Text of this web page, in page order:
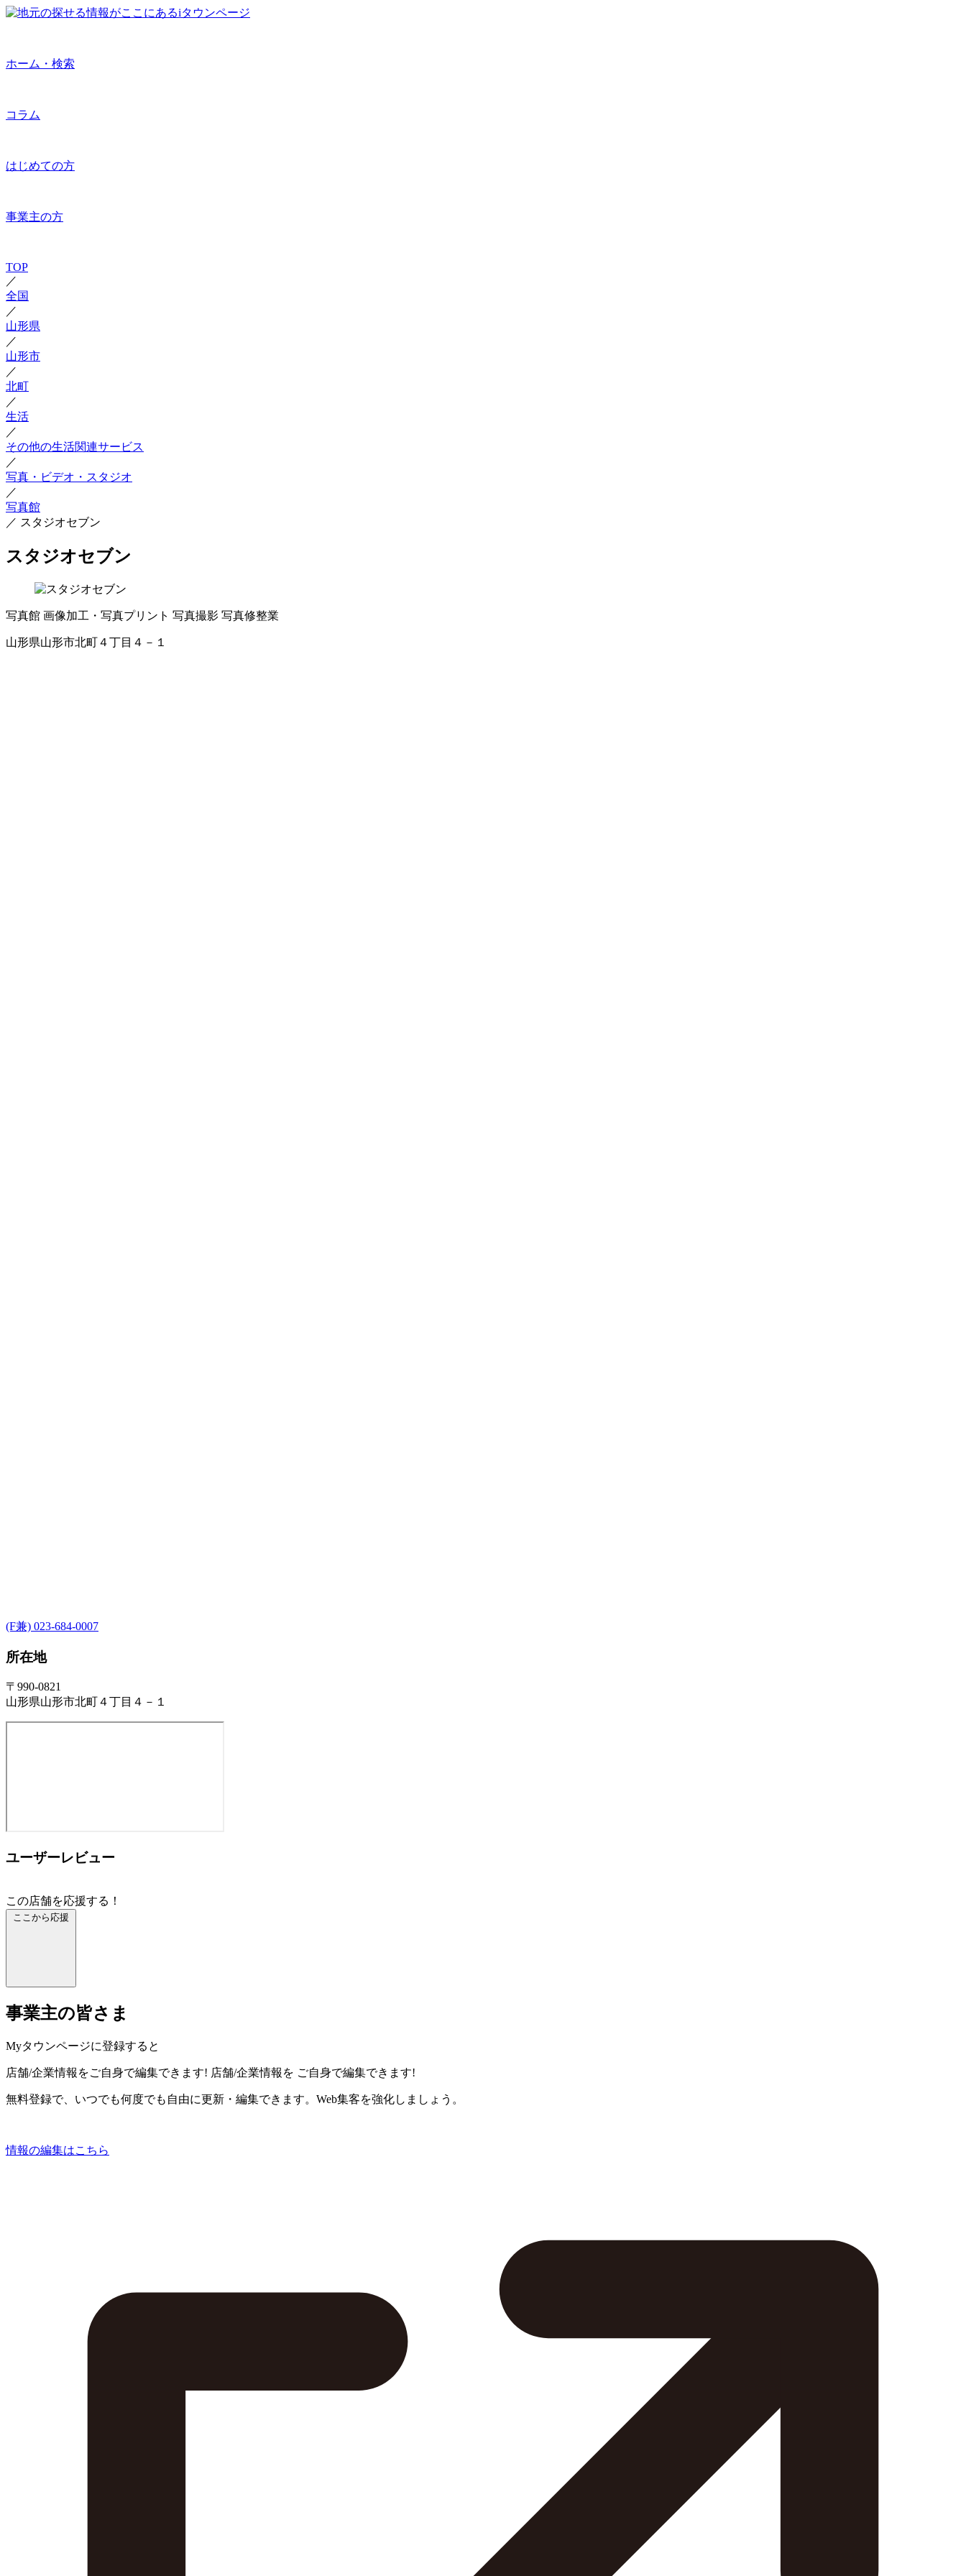
ホーム・検索
コラム
はじめての方
事業主の方
TOP
／
全国
／
山形県
／
山形市
／
北町
／
生活
／
その他の生活関連サービス
／
写真・ビデオ・スタジオ
／
写真館
／ スタジオセブン
スタジオセブン
写真館 画像加工・写真プリント 写真撮影 写真修整業
山形県山形市北町４丁目４－１
(F兼) 023-684-0007
所在地
〒990-0821
山形県山形市北町４丁目４－１
ユーザーレビュー
この店舗を応援する！
ここから応援
事業主の皆さま
Myタウンページに登録すると
店舗/企業情報をご自身で編集できます! 店舗/企業情報を ご自身で編集できます!
無料登録で、いつでも何度でも自由に更新・編集できます。Web集客を強化しましょう。
情報の編集はこちら